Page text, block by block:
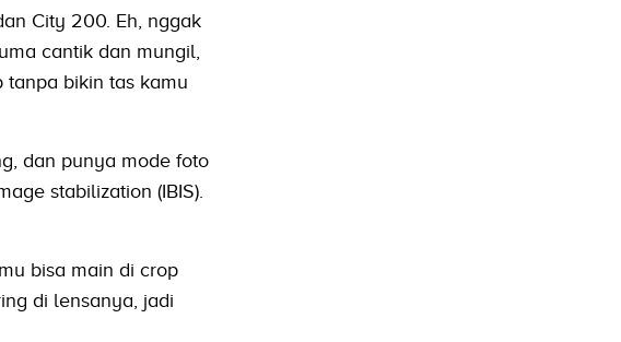
City 200. Eh, nggak
cantik dan mungil,
bikin tas kamu
dan punya mode foto
stabilization (IBIS).
bisa main di crop
di lensanya, jadi